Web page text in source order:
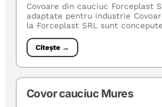
Covoare din cauciuc Forceplast
adaptate pentru industrie
la Forceplast SRL sunt
Citește →
Covor cauciuc Mures